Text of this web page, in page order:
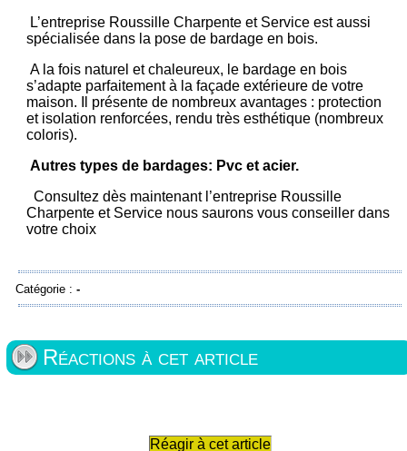
L’entreprise Roussille Charpente et Service est aussi
spécialisée dans la pose de bardage en bois.
A la fois naturel et chaleureux, le bardage en bois
s’adapte parfaitement à la façade extérieure de votre
maison. Il présente de nombreux avantages : protection
et isolation renforcées, rendu très esthétique (nombreux
coloris).
Autres types de bardages: Pvc et acier.
Consultez dès maintenant l’entreprise Roussille
Charpente et Service nous saurons vous conseiller dans
votre choix
Catégorie : -
Réactions à cet article
Réagir à cet article